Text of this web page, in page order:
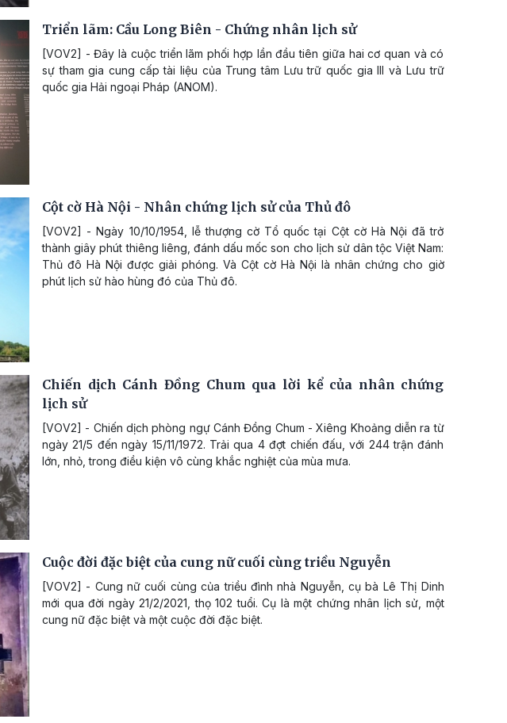
Triển lãm: Cầu Long Biên - Chứng nhân lịch sử
[VOV2] - Đây là cuộc triển lãm phối hợp lần đầu tiên giữa hai cơ quan và có
sự tham gia cung cấp tài liệu của Trung tâm Lưu trữ quốc gia III và Lưu trữ
quốc gia Hải ngoại Pháp (ANOM).
Cột cờ Hà Nội - Nhân chứng lịch sử của Thủ đô
[VOV2] - Ngày 10/10/1954, lễ thượng cờ Tổ quốc tại Cột cờ Hà Nội đã trở
thành giây phút thiêng liêng, đánh dấu mốc son cho lịch sử dân tộc Việt Nam:
Thủ đô Hà Nội được giải phóng. Và Cột cờ Hà Nội là nhân chứng cho giờ
phút lịch sử hào hùng đó của Thủ đô.
Chiến dịch Cánh Đồng Chum qua lời kể của nhân chứng
lịch sử
[VOV2] - Chiến dịch phòng ngự Cánh Đồng Chum - Xiêng Khoảng diễn ra từ
ngày 21/5 đến ngày 15/11/1972. Trải qua 4 đợt chiến đấu, với 244 trận đánh
lớn, nhỏ, trong điều kiện vô cùng khắc nghiệt của mùa mưa.
Cuộc đời đặc biệt của cung nữ cuối cùng triều Nguyễn
[VOV2] - Cung nữ cuối cùng của triều đình nhà Nguyễn, cụ bà Lê Thị Dinh
mới qua đời ngày 21/2/2021, thọ 102 tuổi. Cụ là một chứng nhân lịch sử, một
cung nữ đặc biệt và một cuộc đời đặc biệt.